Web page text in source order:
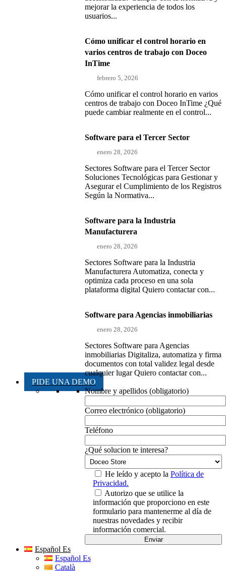
mejorar la experiencia de todos los
usuarios...
Cómo unificar el control horario en
varios centros de trabajo con Doceo
InTime
febrero 5, 2026
Cómo unificar el control horario en varios
centros de trabajo con Doceo InTime ¿Qué
puede cambiar realmente en el control...
Software para el Tercer Sector
enero 28, 2026
Sectores Software para el Tercer Sector
Soluciones Tecnológicas para Gestionar y
Asegurar el Cumplimiento de los Registros
Según la Normativa...
Software para la Industria
Manufacturera
enero 28, 2026
Sectores Software para la Industria
Manufacturera Automatiza, conecta y
optimiza cada proceso en una sola
plataforma digital Quiero contactar con...
Software para Agencias inmobiliarias
enero 28, 2026
Sectores Software para Agencias
inmobiliarias Digitaliza, automatiza y firma
documentos con total validez legal desde
cualquier lugar Quiero contactar con...
PIDE UNA DEMO
Nombre y apellidos (obligatorio)
Correo electrónico (obligatorio)
Teléfono
¿Qué solucion te interesa?
He leído y acepto la Política de
Privacidad.
Autorizo que se utilice la
información que proporciono en este
formulario para mantenerme al día de
nuestras novedades y recibir
información comercial.
Español Es
Español Es
Català